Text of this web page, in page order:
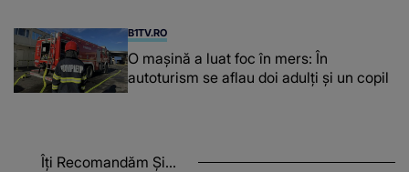
B1TV.RO
O maşină a luat foc în mers: În
autoturism se aflau doi adulți și un copil
Îți Recomandăm Și...